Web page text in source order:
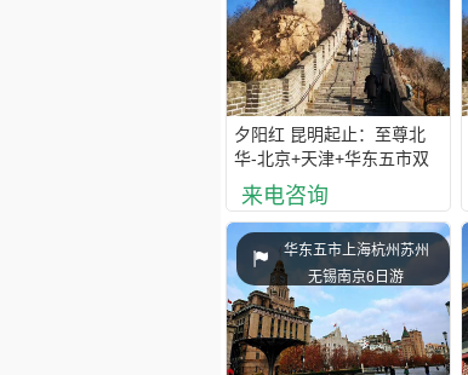
夕阳红 昆明起止：至尊北
华-北京+天津+华东五市双
飞单卧10日游
来电咨询
华东五市上海杭州苏州
无锡南京6日游